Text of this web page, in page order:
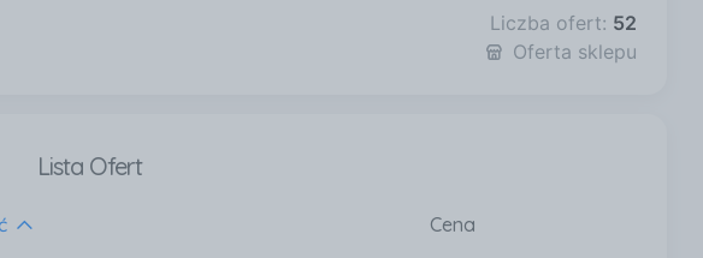
Liczba ofert: 52
Oferta sklepu
Lista Ofert
Cena